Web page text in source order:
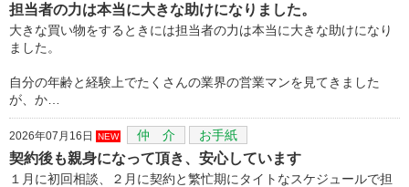
担当者の力は本当に大きな助けになりました。
大きな買い物をするときには担当者の力は本当に大きな助けになり
ました。
自分の年齢と経験上でたくさんの業界の営業マンを見てきました
が、か…
2026年07月16日 NEW 仲 介 お手紙
契約後も親身になって頂き、安心しています
１月に初回相談、２月に契約と繁忙期にタイトなスケジュールで担